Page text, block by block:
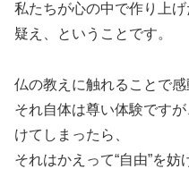
私たちが心の中で作り上げ
疑え、ということです。
仏の教えに触れることで感
それ自体は尊い体験です
けてしまったら、
それはかえって“自由”を